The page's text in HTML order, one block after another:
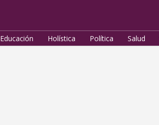
Educación Holística Política Salud